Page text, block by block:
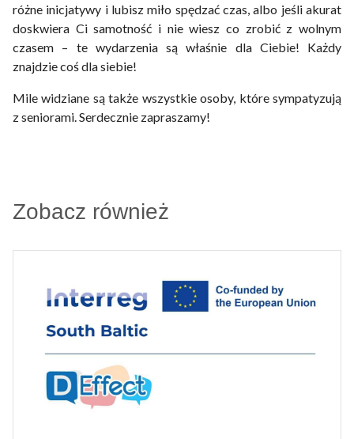
różne inicjatywy i lubisz miło spędzać czas, albo jeśli akurat
doskwiera Ci samotność i nie wiesz co zrobić z wolnym
czasem – te wydarzenia są właśnie dla Ciebie! Każdy
znajdzie coś dla siebie!
Mile widziane są także wszystkie osoby, które sympatyzują
z seniorami. Serdecznie zapraszamy!
Zobacz również